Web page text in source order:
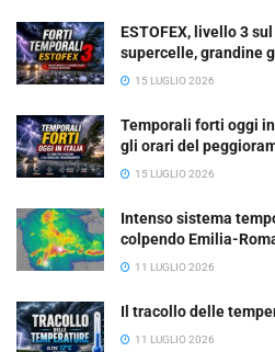
ESTOFEX, livello 3
supercelle, grandine
15 LUGLIO 2026
Temporali forti oggi
gli orari del
15 LUGLIO 2026
Intenso sistema
colpendo Emilia-
11 LUGLIO 2026
Il tracollo delle
11 LUGLIO 2026